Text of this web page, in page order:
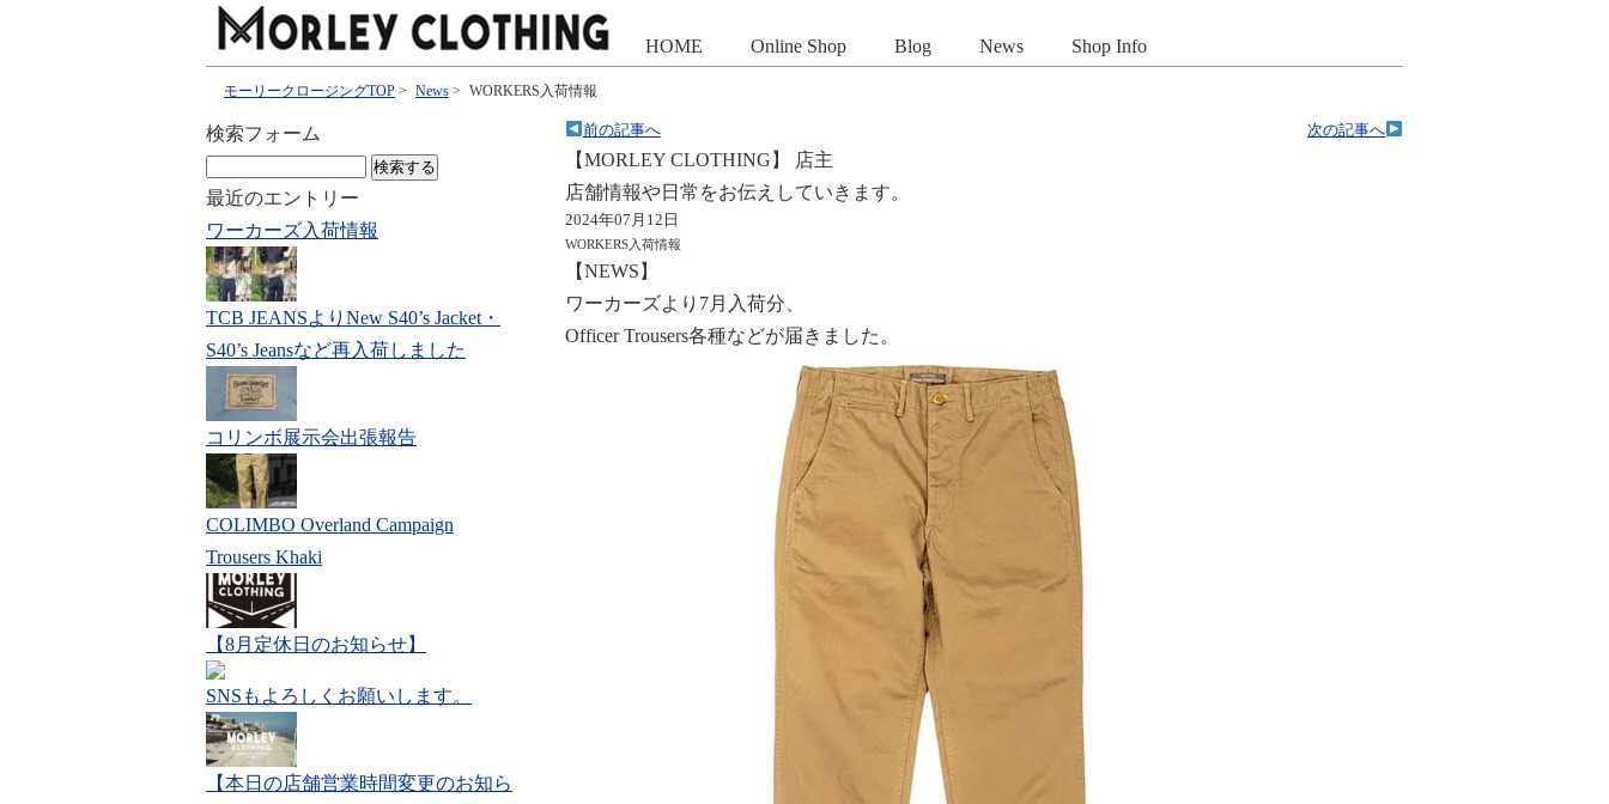
HOME Online Shop Blog News Shop Info
モーリークロージングTOP > News > WORKERS入荷情報
次の記事へ
前の記事へ
【MORLEY CLOTHING】 店主
店舗情報や日常をお伝えしていきます。
2024年07月12日
WORKERS入荷情報
【NEWS】
ワーカーズより7月入荷分、
Officer Trousers各種などが届きました。
検索フォーム
索:
最近のエントリー
ワーカーズ入荷情報
TCB JEANSよりNew S40’s Jacket・
S40’s Jeansなど再入荷しました
コリンボ展示会出張報告
COLIMBO Overland Campaign
Trousers Khaki
【8月定休日のお知らせ】
SNSもよろしくお願いします。
【本日の店舗営業時間変更のお知ら